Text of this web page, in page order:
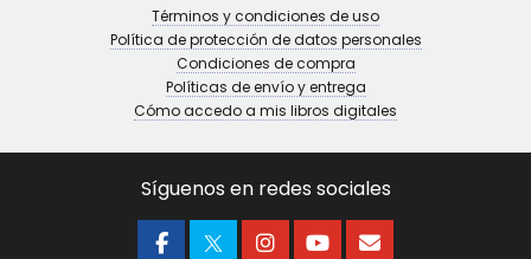
Términos y condiciones de uso
Política de protección de datos personales
Condiciones de compra
Políticas de envío y entrega
Cómo accedo a mis libros digitales
Síguenos en redes sociales